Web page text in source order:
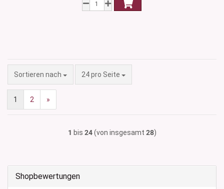
Sortieren nach
Sortieren nach 24 pro Seite
pro Seite
1 2 »
1 bis 24(von insgesamt 28)
Shopbewertungen